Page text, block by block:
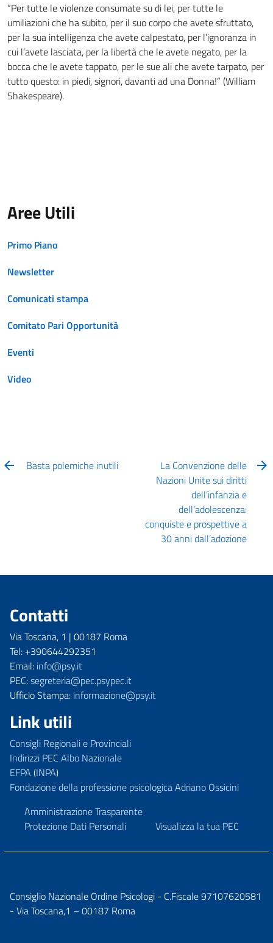
“Per tutte le violenze consumate su di lei, per tutte le
umiliazioni che ha subito, per il suo corpo che avete sfruttato,
per la sua intelligenza che avete calpestato, per l’ignoranza in
cui l’avete lasciata, per la libertà che le avete negato, per la
bocca che le avete tappato, per le sue ali che avete tarpato, per
tutto questo: in piedi, signori, davanti ad una Donna!” (William
Shakespeare).
Aree Utili
Primo Piano
Newsletter
Comunicati stampa
Comitato Pari Opportunità
Eventi
Video
Basta polemiche inutili
La Convenzione delle
Nazioni Unite sui diritti
dell’infanzia e
dell’adolescenza:
conquiste e prospettive a
30 anni dall’adozione
Contatti
Via Toscana, 1 | 00187 Roma
Tel: +390644292351
Email: info@psy.it
PEC:segreteria@pec.psypec.it
Ufficio Stampa: informazione@psy.it
Link utili
Consigli Regionali e Provinciali
Indirizzi PEC Albo Nazionale
EFPA (INPA)
Fondazione della professione psicologica Adriano Ossicini
Amministrazione Trasparente
Protezione Dati Personali
Visualizza la tua PEC
Consiglio Nazionale Ordine Psicologi - C.Fiscale 97107620581
- Via Toscana,1 – 00187 Roma